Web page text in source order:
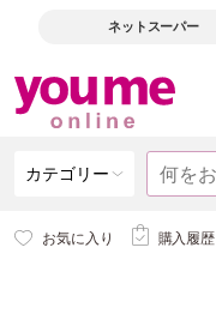
ネットスーパー
カテゴリー
お気に入り 購入履歴